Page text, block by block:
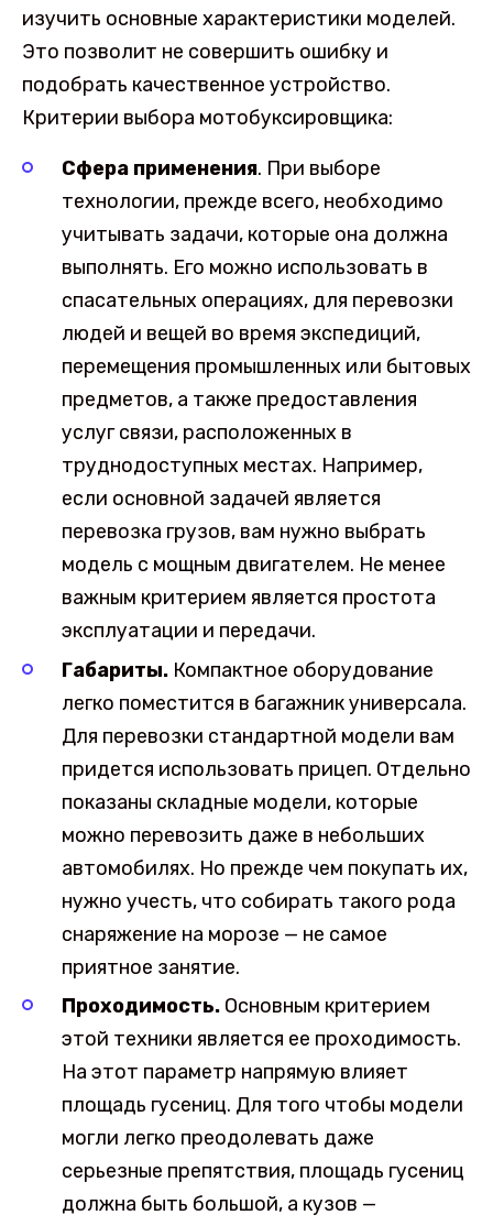
изучить основные характеристики моделей.
Это позволит не совершить ошибку и
подобрать качественное устройство.
Критерии выбора мотобуксировщика:
Сфера применения. При выборе
технологии, прежде всего, необходимо
учитывать задачи, которые она должна
выполнять. Его можно использовать в
спасательных операциях, для перевозки
людей и вещей во время экспедиций,
перемещения промышленных или бытовых
предметов, а также предоставления
услуг связи, расположенных в
труднодоступных местах. Например,
если основной задачей является
перевозка грузов, вам нужно выбрать
модель с мощным двигателем. Не менее
важным критерием является простота
эксплуатации и передачи.
Габариты. Компактное оборудование
легко поместится в багажник универсала.
Для перевозки стандартной модели вам
придется использовать прицеп. Отдельно
показаны складные модели, которые
можно перевозить даже в небольших
автомобилях. Но прежде чем покупать их,
нужно учесть, что собирать такого рода
снаряжение на морозе — не самое
приятное занятие.
Проходимость. Основным критерием
этой техники является ее проходимость.
На этот параметр напрямую влияет
площадь гусениц. Для того чтобы модели
могли легко преодолевать даже
серьезные препятствия, площадь гусениц
должна быть большой, а кузов —